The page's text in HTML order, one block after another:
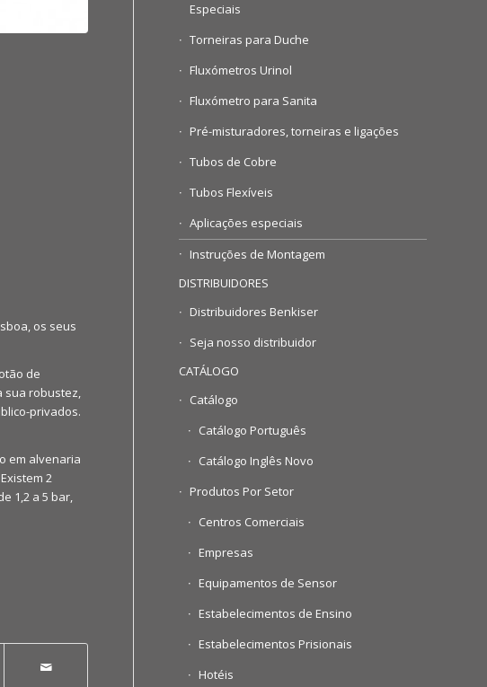
os seus
de
sua robustez,
privados.
em alvenaria
2
1,2 a 5 bar,
Especiais
Torneiras para Duche
Fluxómetros Urinol
Fluxómetro para Sanita
Pré-misturadores, torneiras e ligações
Tubos de Cobre
Tubos Flexíveis
Aplicações especiais
Instruções de Montagem
DISTRIBUIDORES
Distribuidores Benkiser
Seja nosso distribuidor
CATÁLOGO
Catálogo
Catálogo Português
Catálogo Inglês Novo
Produtos Por Setor
Centros Comerciais
Empresas
Equipamentos de Sensor
Estabelecimentos de Ensino
Estabelecimentos Prisionais
Hotéis